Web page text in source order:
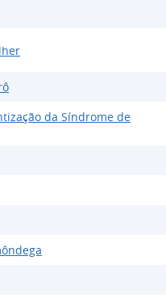
da Síndrome de